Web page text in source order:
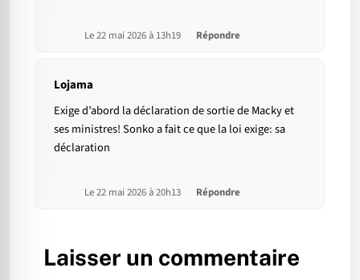
Le 22 mai 2026 à 13h19 Répondre
Lojama
Exige d’abord la déclaration de sortie de Macky et
ses ministres! Sonko a fait ce que la loi exige: sa
déclaration
Le 22 mai 2026 à 20h13 Répondre
Laisser un commentaire